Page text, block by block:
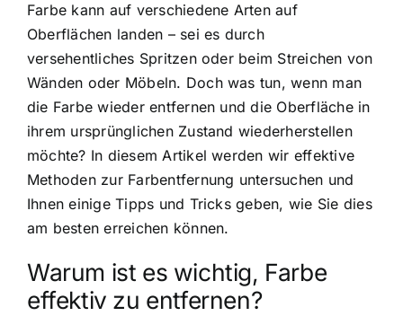
Farbe kann auf verschiedene Arten auf
Oberflächen landen – sei es durch
versehentliches Spritzen oder beim Streichen von
Wänden oder Möbeln. Doch was tun, wenn man
die Farbe wieder entfernen und die Oberfläche in
ihrem ursprünglichen Zustand wiederherstellen
möchte? In diesem Artikel werden wir effektive
Methoden zur Farbentfernung untersuchen und
Ihnen einige Tipps und Tricks geben, wie Sie dies
am besten erreichen können.
Warum ist es wichtig, Farbe
effektiv zu entfernen?